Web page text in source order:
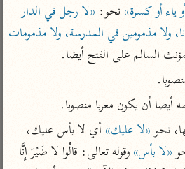
• تليجرام • تويتر
• عن الباحث القرآني
ياء أو كسرة» نحو:
«لا رجل في الدار
السالم على الفتح أيضا.
نحو «لا عليك»
«لا بأس»